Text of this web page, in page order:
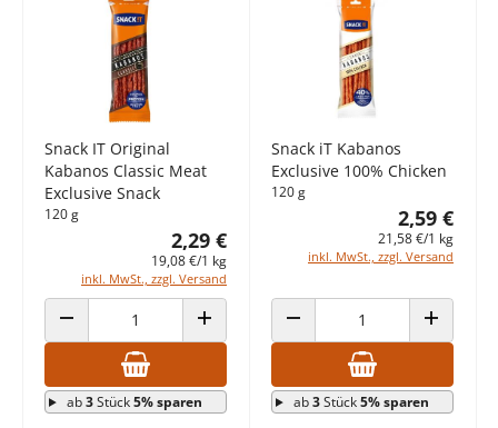
Snack IT Original
Kabanos Classic Meat
Exclusive Snack
120 g
2,29 €
19,08 €/1 kg
inkl. MwSt., zzgl. Versand
ANZAHL VERRINGERN ANZAHL ERHÖHEN
ab3Stück5% sparen
Snack iT Kabanos
Exclusive 100% Chicken
120 g
2,59 €
21,58 €/1 kg
inkl. MwSt., zzgl. Versand
ANZAHL VERRINGERN ANZAHL
ab3Stück5% sparen